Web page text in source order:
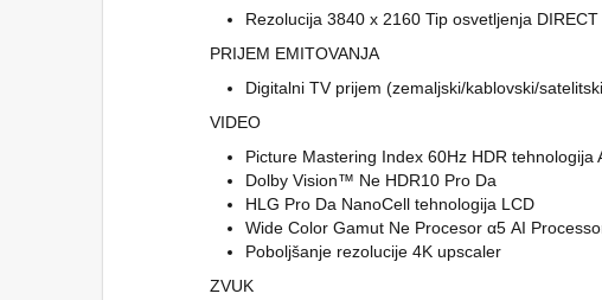
Rezolucija 3840 x 2160 Tip osvetljenja DIRECT
PRIJEM EMITOVANJA
Digitalni TV prijem (zemaljski/kablovski/
VIDEO
Picture Mastering Index 60Hz HDR tehnologija
Dolby Vision™ Ne HDR10 Pro Da
HLG Pro Da NanoCell tehnologija LCD
Wide Color Gamut Ne Procesor α5 AI
Poboljšanje rezolucije 4K upscaler
ZVUK